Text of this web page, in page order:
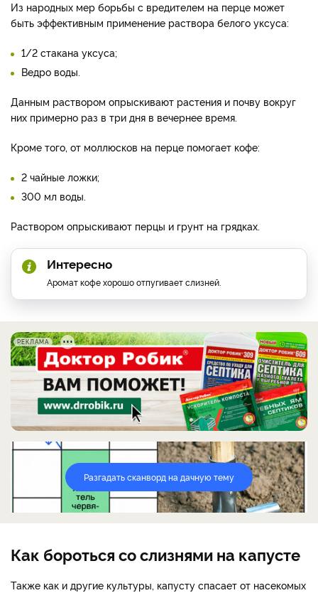
Из народных мер борьбы с вредителем на перце может
быть эффективным применение раствора белого уксуса:
1/2 стакана уксуса;
Ведро воды.
Данным раствором опрыскивают растения и почву вокруг
них примерно раз в три дня в вечернее время.
Кроме того, от моллюсков на перце помогает кофе:
2 чайные ложки;
300 мл воды.
Раствором опрыскивают перцы и грунт на грядках.
Интересно
Аромат кофе хорошо отпугивает слизней.
РЕКЛАМА
Разгадать сканворд на дачную тему
Как бороться со слизнями на капусте
Также как и другие культуры, капусту спасает от насекомых